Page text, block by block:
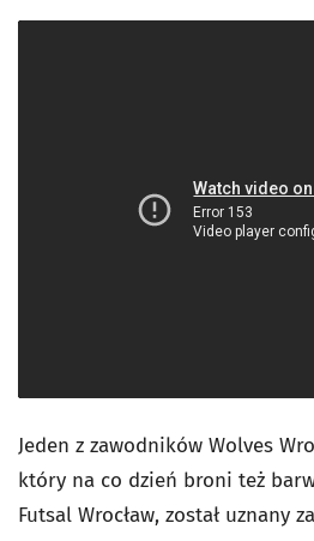
Jeden z zawodników Wolves
który na co dzień broni też barw
Futsal Wrocław, został uznany